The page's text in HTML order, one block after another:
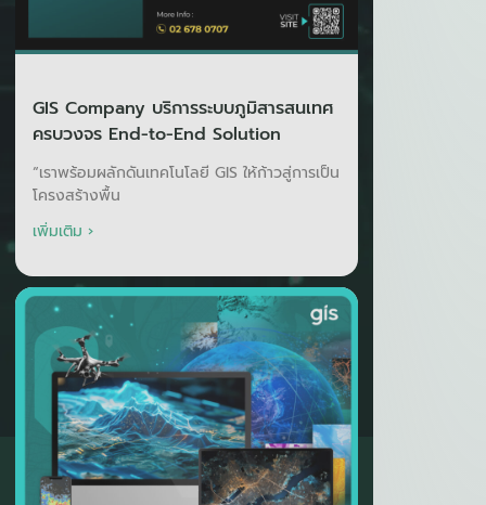
GIS Company บริการระบบภูมิสารสนเทศ
ครบวงจร End-to-End Solution
“เราพร้อมผลักดันเทคโนโลยี GIS ให้ก้าวสู่การเป็น
โครงสร้างพื้น
เพิ่มเติม ›